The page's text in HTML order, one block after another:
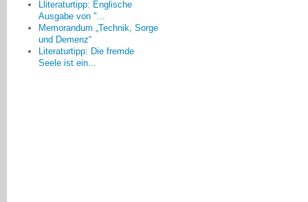
Lliteraturtipp: Englische
Ausgabe von "...
Memorandum „Technik, Sorge
und Demenz“
Literaturtipp: Die fremde
Seele ist ein...
Thema zu beschäftigen. Hier
herrscht teilweise eine richtige
Blockadehaltung,
Christine Einödshofer, Ingolstadt